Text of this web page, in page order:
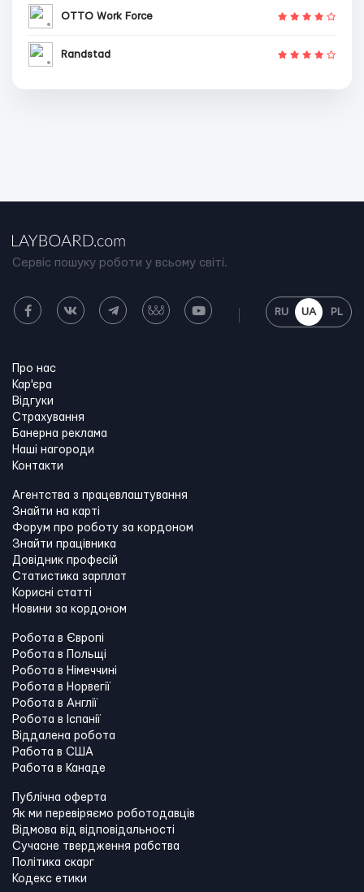
OTTO Work Force
Randstad
Сервіс пошуку роботи у всьому світі.
RU UA PL
Про нас
Кар'єра
Відгуки
Страхування
Банерна реклама
Наші нагороди
Контакти
Агентства з працевлаштування
Знайти на карті
Форум про роботу за кордоном
Знайти працівника
Довідник професій
Статистика зарплат
Корисні статті
Новини за кордоном
Робота в Європі
Робота в Польщі
Робота в Німеччині
Робота в Норвегії
Робота в Англії
Робота в Іспанії
Віддалена робота
Работа в США
Работа в Канадe
Публічна оферта
Як ми перевіряємо роботодавців
Відмова від відповідальності
Сучасне твердження рабства
Політика скарг
Кодекс етики